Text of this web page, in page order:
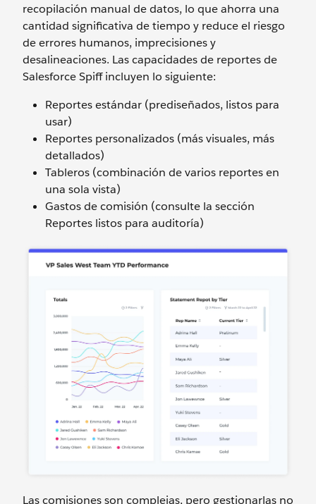
recopilación manual de datos, lo que ahorra una
cantidad significativa de tiempo y reduce el riesgo
de errores humanos, imprecisiones y
desalineaciones. Las capacidades de reportes de
Salesforce Spiff incluyen lo siguiente:
Reportes estándar (prediseñados, listos para
usar)
Reportes personalizados (más visuales, más
detallados)
Tableros (combinación de varios reportes en
una sola vista)
Gastos de comisión (consulte la sección
Reportes listos para auditoría)
Las comisiones son complejas, pero gestionarlas no